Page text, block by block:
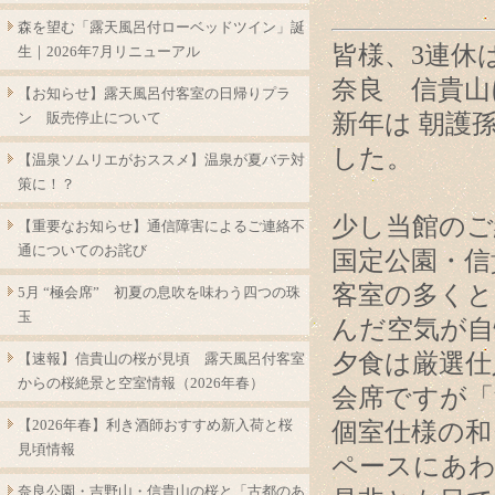
皆様、3連休
奈良 信貴山
新年は 朝護
した。
少し当館の
国定公園・
客室の多く
んだ空気が
夕食は厳選
会席ですが
個室仕様の
ペースにあ
森を望む「露天風呂付ローベッドツイン」誕
生｜2026年7月リニューアル
【お知らせ】露天風呂付客室の日帰りプラ
ン 販売停止について
【温泉ソムリエがおススメ】温泉が夏バテ対
策に！？
【重要なお知らせ】通信障害によるご連絡不
通についてのお詫び
5月 “極会席” 初夏の息吹を味わう四つの珠
玉
【速報】信貴山の桜が見頃 露天風呂付客室
からの桜絶景と空室情報（2026年春）
【2026年春】利き酒師おすすめ新入荷と桜
見頃情報
奈良公園・吉野山・信貴山の桜と「古都のあ